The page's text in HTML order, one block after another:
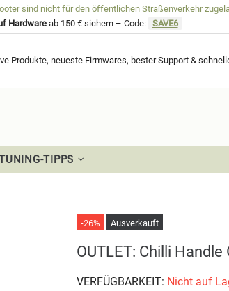
sind nicht für den öffentlichen Straßenverkehr
Hardwareab 150 € sichern – Code: SAVE6
Produkte, neueste Firmwares, bester Support &
TIPPS
-26% Ausverkauft
OUTLET: Chilli
VERFÜGBARKEIT: Nicht auf